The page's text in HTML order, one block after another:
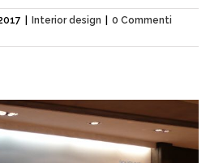
Interior design
0 Commenti